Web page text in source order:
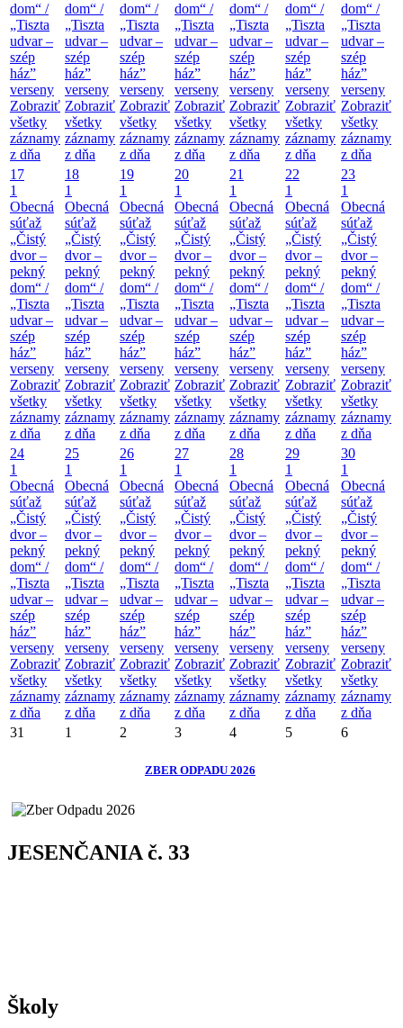
dom“ /
„Tiszta
udvar –
szép
ház”
verseny
Zobraziť
všetky
záznamy
z dňa
dom“ /
„Tiszta
udvar –
szép
ház”
verseny
Zobraziť
všetky
záznamy
z dňa
dom“ /
„Tiszta
udvar –
szép
ház”
verseny
Zobraziť
všetky
záznamy
z dňa
dom“ /
„Tiszta
udvar –
szép
ház”
verseny
Zobraziť
všetky
záznamy
z dňa
dom“ /
„Tiszta
udvar –
szép
ház”
verseny
Zobraziť
všetky
záznamy
z dňa
dom“ /
„Tiszta
udvar –
szép
ház”
verseny
Zobraziť
všetky
záznamy
z dňa
dom“ /
„Tiszta
udvar –
szép
ház”
verseny
Zobraziť
všetky
záznamy
z dňa
17
1
Obecná
súťaž
„Čistý
dvor –
pekný
dom“ /
„Tiszta
udvar –
szép
ház”
verseny
Zobraziť
všetky
záznamy
z dňa
18
1
Obecná
súťaž
„Čistý
dvor –
pekný
dom“ /
„Tiszta
udvar –
szép
ház”
verseny
Zobraziť
všetky
záznamy
z dňa
19
1
Obecná
súťaž
„Čistý
dvor –
pekný
dom“ /
„Tiszta
udvar –
szép
ház”
verseny
Zobraziť
všetky
záznamy
z dňa
20
1
Obecná
súťaž
„Čistý
dvor –
pekný
dom“ /
„Tiszta
udvar –
szép
ház”
verseny
Zobraziť
všetky
záznamy
z dňa
21
1
Obecná
súťaž
„Čistý
dvor –
pekný
dom“ /
„Tiszta
udvar –
szép
ház”
verseny
Zobraziť
všetky
záznamy
z dňa
22
1
Obecná
súťaž
„Čistý
dvor –
pekný
dom“ /
„Tiszta
udvar –
szép
ház”
verseny
Zobraziť
všetky
záznamy
z dňa
23
1
Obecná
súťaž
„Čistý
dvor –
pekný
dom“ /
„Tiszta
udvar –
szép
ház”
verseny
Zobraziť
všetky
záznamy
z dňa
24
1
Obecná
súťaž
„Čistý
dvor –
pekný
dom“ /
„Tiszta
udvar –
szép
ház”
verseny
Zobraziť
všetky
záznamy
z dňa
25
1
Obecná
súťaž
„Čistý
dvor –
pekný
dom“ /
„Tiszta
udvar –
szép
ház”
verseny
Zobraziť
všetky
záznamy
z dňa
26
1
Obecná
súťaž
„Čistý
dvor –
pekný
dom“ /
„Tiszta
udvar –
szép
ház”
verseny
Zobraziť
všetky
záznamy
z dňa
27
1
Obecná
súťaž
„Čistý
dvor –
pekný
dom“ /
„Tiszta
udvar –
szép
ház”
verseny
Zobraziť
všetky
záznamy
z dňa
28
1
Obecná
súťaž
„Čistý
dvor –
pekný
dom“ /
„Tiszta
udvar –
szép
ház”
verseny
Zobraziť
všetky
záznamy
z dňa
29
1
Obecná
súťaž
„Čistý
dvor –
pekný
dom“ /
„Tiszta
udvar –
szép
ház”
verseny
Zobraziť
všetky
záznamy
z dňa
30
1
Obecná
súťaž
„Čistý
dvor –
pekný
dom“ /
„Tiszta
udvar –
szép
ház”
verseny
Zobraziť
všetky
záznamy
z dňa
31
1 2 3 4 5 6
ZBER ODPADU 2026
JESENČANIA č. 33
Školy